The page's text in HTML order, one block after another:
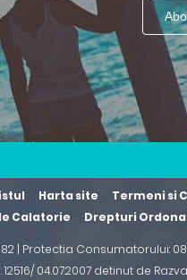
Harta site Termeni si
Calatorie
Drepturi
| Protectia Consumatorului:
12516/ 04.07.2007 detinut de